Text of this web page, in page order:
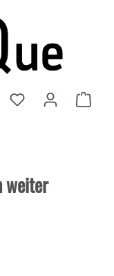
Du hast 0
weiter